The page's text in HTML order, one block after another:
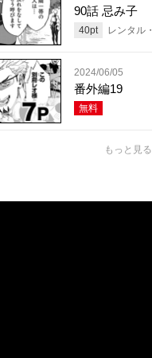
90話 忌み子
40pt レンタル・
2024/06/05
番外編19
無料
もっと見る